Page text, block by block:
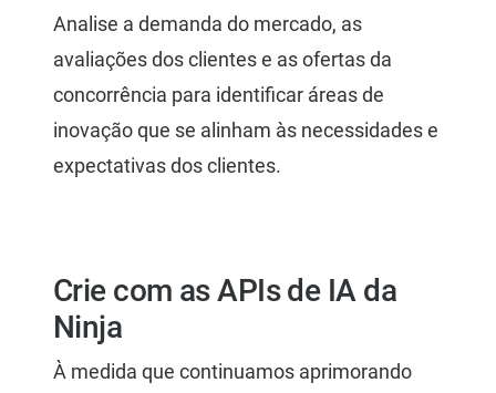
Analise a demanda do mercado, as
avaliações dos clientes e as ofertas da
concorrência para identificar áreas de
inovação que se alinham às necessidades e
expectativas dos clientes.
Crie com as APIs de IA da
Ninja
À medida que continuamos aprimorando